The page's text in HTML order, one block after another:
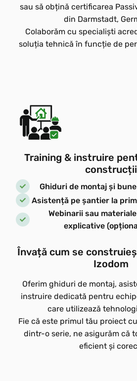
sau să obțină certificarea
din Darmstadt,
Colaborăm cu specialiști
soluția tehnică în funcție de
Training & instruire
construcții
Ghiduri de montaj și
Asistență pe șantier la
Webinarii sau
explicative
Învață cum se
Izodom
Oferim ghiduri de montaj,
instruire dedicată pentru
care utilizează
Fie că este primul tău proiect
dintr-o serie, ne asigurăm că
eficient și